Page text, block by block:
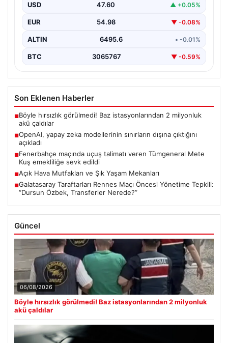
USD 47.60 ▲ +0.05%
EUR 54.98 ▼ -0.08%
ALTIN 6495.6 • -0.01%
BTC 3065767 ▼ -0.59%
Son Eklenen Haberler
■Böyle hırsızlık görülmedi! Baz istasyonlarından 2 milyonluk
akü çaldılar
■OpenAI, yapay zeka modellerinin sınırların dışına çıktığını
açıkladı
■Fenerbahçe maçında uçuş talimatı veren Tümgeneral Mete
Kuş emekliliğe sevk edildi
■Açık Hava Mutfakları ve Şık Yaşam Mekanları
■Galatasaray Taraftarları Rennes Maçı Öncesi Yönetime Tepkili:
“Dursun Özbek, Transferler Nerede?”
Güncel
06/08/2026
Böyle hırsızlık görülmedi! Baz istasyonlarından 2 milyonluk
akü çaldılar